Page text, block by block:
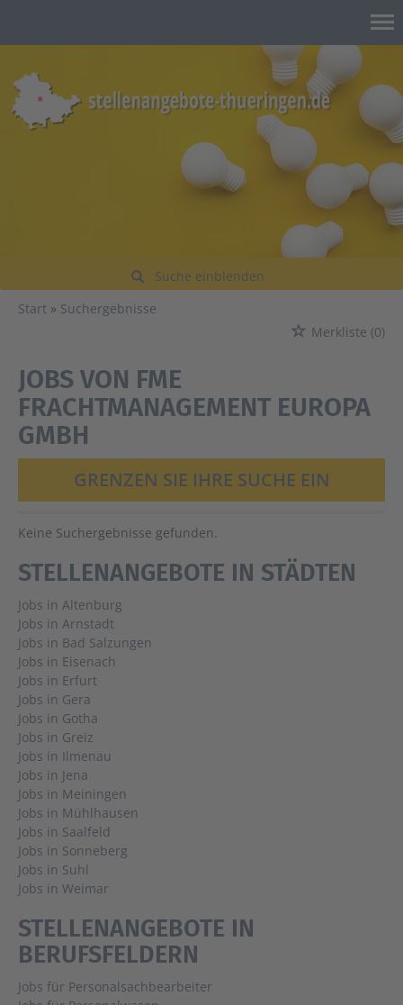
Suche einblenden
Start
Suchergebnisse
Merkliste (0)
JOBS VON FME
FRACHTMANAGEMENT EUROPA
GMBH
GRENZEN SIE IHRE SUCHE EIN
Keine Suchergebnisse gefunden.
STELLENANGEBOTE IN STÄDTEN
Jobs in Altenburg
Jobs in Arnstadt
Jobs in Bad Salzungen
Jobs in Eisenach
Jobs in Erfurt
Jobs in Gera
Jobs in Gotha
Jobs in Greiz
Jobs in Ilmenau
Jobs in Jena
Jobs in Meiningen
Jobs in Mühlhausen
Jobs in Saalfeld
Jobs in Sonneberg
Jobs in Suhl
Jobs in Weimar
STELLENANGEBOTE IN
BERUFSFELDERN
Jobs für Personalsachbearbeiter